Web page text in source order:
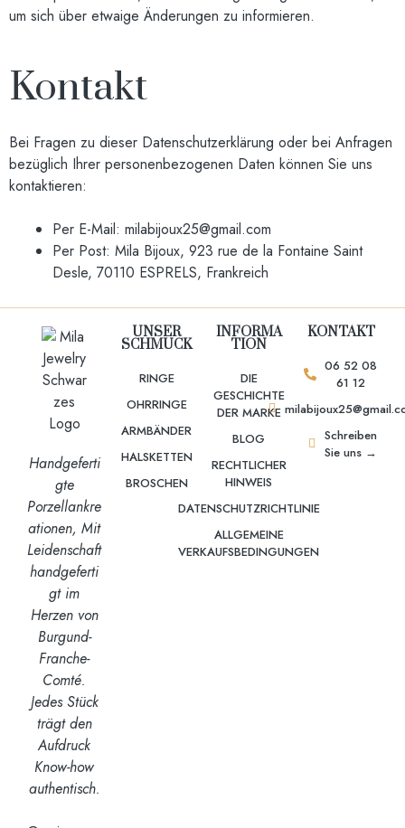
um sich über etwaige Änderungen zu informieren.
Kontakt
Bei Fragen zu dieser Datenschutzerklärung oder bei Anfragen
bezüglich Ihrer personenbezogenen Daten können Sie uns
kontaktieren:
Per E-Mail: milabijoux25@gmail.com
Per Post: Mila Bijoux, 923 rue de la Fontaine Saint
Desle, 70110 ESPRELS, Frankreich
Handgeferti
gte
Porzellankre
ationen, Mit
Leidenschaft
handgeferti
gt im
Herzen von
Burgund-
Franche-
Comté.
Jedes Stück
trägt den
Aufdruck
Know-how
authentisch.
UNSER
SCHMUCK
RINGE
OHRRINGE
ARMBÄNDER
HALSKETTEN
BROSCHEN
INFORMA
TION
DIE
GESCHICHTE
DER MARKE
BLOG
RECHTLICHER
HINWEIS
DATENSCHUTZRICHTLINIE
ALLGEMEINE
VERKAUFSBEDINGUNGEN
KONTAKT
06 52 08
61 12
Schreiben
Sie uns →